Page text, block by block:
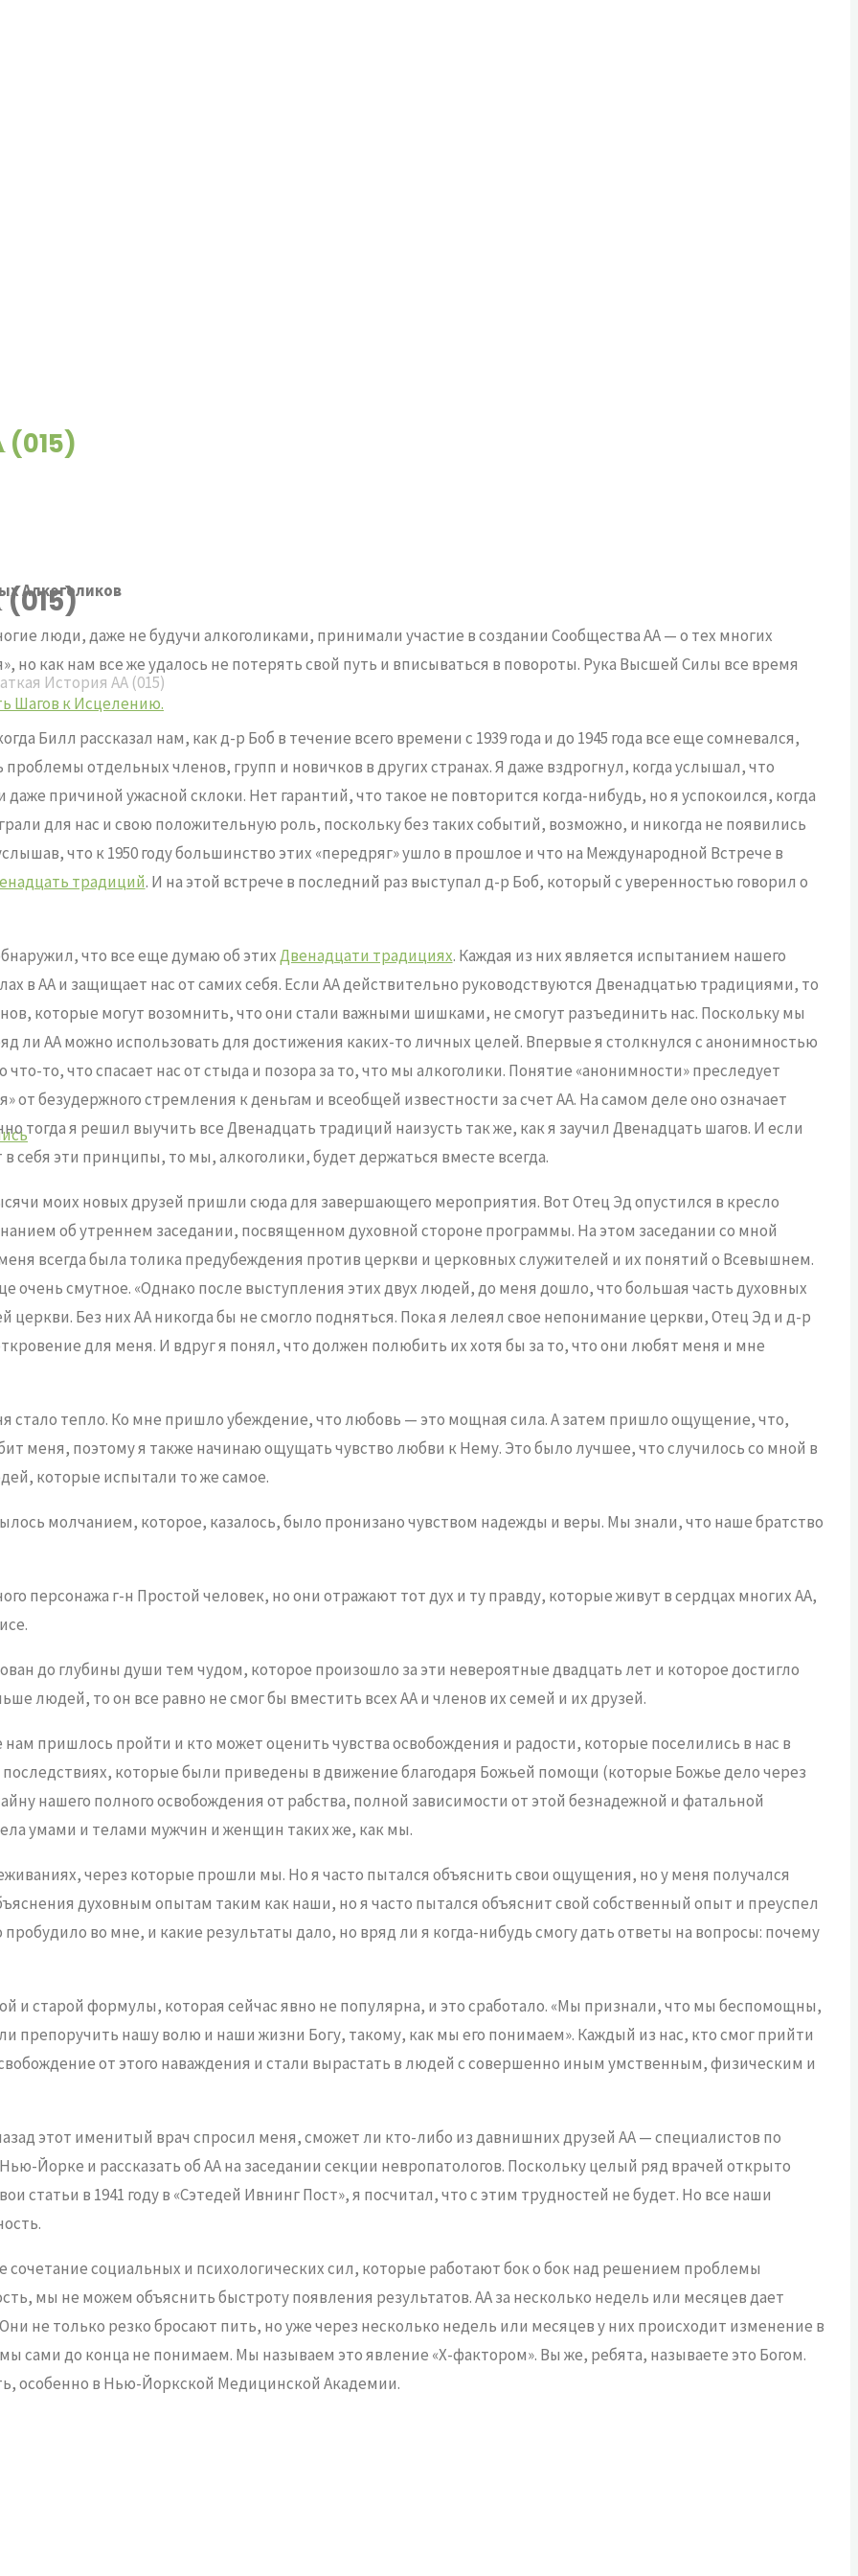
Шагов к Исцелению.
(015)
История АА (015)
(015)
Алкоголиков
люди, даже не будучи алкоголиками, принимали участие в создании Сообщества АА — о тех многих
но как нам все же удалось не потерять свой путь и вписываться в повороты. Рука Высшей Силы все время
Билл рассказал нам, как д-р Боб в течение всего времени с 1939 года и до 1945 года все еще сомневался,
отдельных членов, групп и новичков в других странах. Я даже вздрогнул, когда услышал, что
причиной ужасной склоки. Нет гарантий, что такое не повторится когда-нибудь, но я успокоился, когда
для нас и свою положительную роль, поскольку без таких событий, возможно, и никогда не появились
что к 1950 году большинство этих «передряг» ушло в прошлое и что на Международной Встрече в
традиций. И на этой встрече в последний раз выступал д-р Боб, который с уверенностью говорил о
что все еще думаю об этихДвенадцати традициях. Каждая из них является испытанием нашего
в АА и защищает нас от самих себя. Если АА действительно руководствуются Двенадцатью традициями, то
которые могут возомнить, что они стали важными шишками, не смогут разъединить нас. Поскольку мы
ли АА можно использовать для достижения каких-то личных целей. Впервые я столкнулся с анонимностью
то, что спасает нас от стыда и позора за то, что мы алкоголики. Понятие «анонимности» преследует
от безудержного стремления к деньгам и всеобщей известности за счет АА. На самом деле оно означает
тогда я решил выучить все Двенадцать традиций наизусть так же, как я заучил Двенадцать шагов. И если
себя эти принципы, то мы, алкоголики, будет держаться вместе всегда.
моих новых друзей пришли сюда для завершающего мероприятия. Вот Отец Эд опустился в кресло
об утреннем заседании, посвященном духовной стороне программы. На этом заседании со мной
меня всегда была толика предубеждения против церкви и церковных служителей и их понятий о Всевышнем.
очень смутное. «Однако после выступления этих двух людей, до меня дошло, что большая часть духовных
Без них АА никогда бы не смогло подняться. Пока я лелеял свое непонимание церкви, Отец Эд и д-р
для меня. И вдруг я понял, что должен полюбить их хотя бы за то, что они любят меня и мне
стало тепло. Ко мне пришло убеждение, что любовь — это мощная сила. А затем пришло ощущение, что,
меня, поэтому я также начинаю ощущать чувство любви к Нему. Это было лучшее, что случилось со мной в
которые испытали то же самое.
молчанием, которое, казалось, было пронизано чувством надежды и веры. Мы знали, что наше братство
персонажа г-н Простой человек, но они отражают тот дух и ту правду, которые живут в сердцах многих АА,
до глубины души тем чудом, которое произошло за эти невероятные двадцать лет и которое достигло
людей, то он все равно не смог бы вместить всех АА и членов их семей и их друзей.
пришлось пройти и кто может оценить чувства освобождения и радости, которые поселились в нас в
которые были приведены в движение благодаря Божьей помощи (которые Божье дело через
нашего полного освобождения от рабства, полной зависимости от этой безнадежной и фатальной
умами и телами мужчин и женщин таких же, как мы.
через которые прошли мы. Но я часто пытался объяснить свои ощущения, но у меня получался
духовным опытам таким как наши, но я часто пытался объяснит свой собственный опыт и преуспел
во мне, и какие результаты дало, но вряд ли я когда-нибудь смогу дать ответы на вопросы: почему
и старой формулы, которая сейчас явно не популярна, и это сработало. «Мы признали, что мы беспомощны,
нашу волю и наши жизни Богу, такому, как мы его понимаем». Каждый из нас, кто смог прийти
от этого наваждения и стали вырастать в людей с совершенно иным умственным, физическим и
этот именитый врач спросил меня, сможет ли кто-либо из давнишних друзей АА — специалистов по
Йорке и рассказать об АА на заседании секции невропатологов. Поскольку целый ряд врачей открыто
статьи в 1941 году в «Сэтедей Ивнинг Пост», я посчитал, что с этим трудностей не будет. Но все наши
социальных и психологических сил, которые работают бок о бок над решением проблемы
мы не можем объяснить быстроту появления результатов. АА за несколько недель или месяцев дает
не только резко бросают пить, но уже через несколько недель или месяцев у них происходит изменение в
сами до конца не понимаем. Мы называем это явление «Х-фактором». Вы же, ребята, называете это Богом.
особенно в Нью-Йоркской Медицинской Академии.